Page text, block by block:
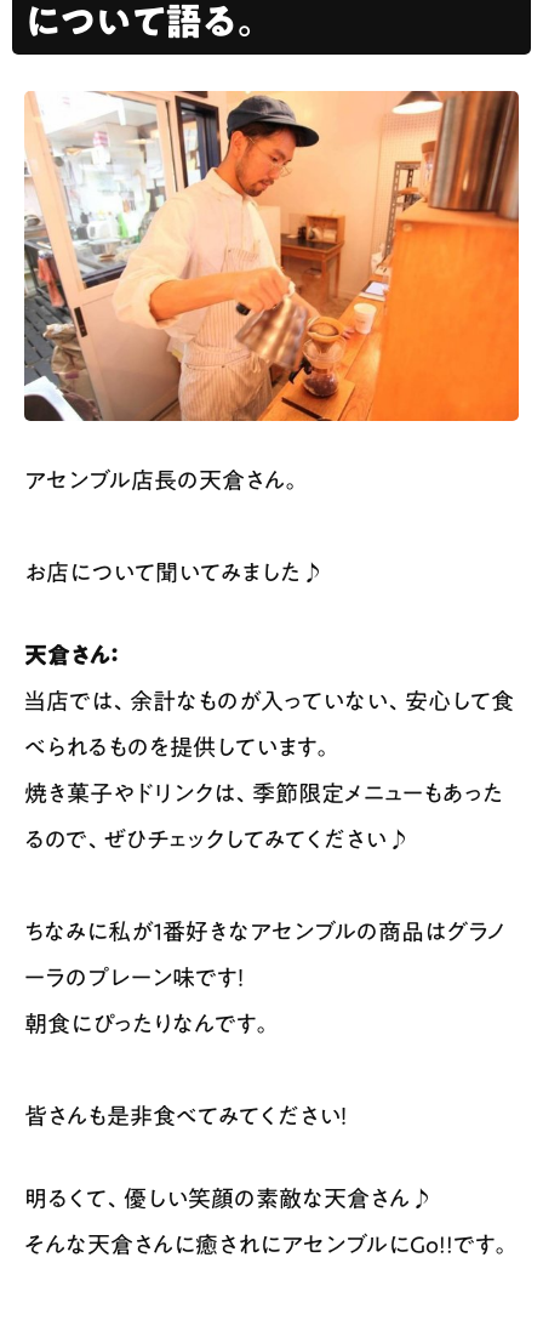
について語る。
アセンブル店長の天倉さん。
お店について聞いてみました♪
天倉さん：
当店では、余計なものが入っていない、安心して食
べられるものを提供しています。
焼き菓子やドリンクは、季節限定メニューもあった
るので、ぜひチェックしてみてください♪
ちなみに私が１番好きなアセンブルの商品はグラノ
ーラのプレーン味です！
朝食にぴったりなんです。
皆さんも是非食べてみてください！
明るくて、優しい笑顔の素敵な天倉さん♪
そんな天倉さんに癒されにアセンブルにGo!!です。